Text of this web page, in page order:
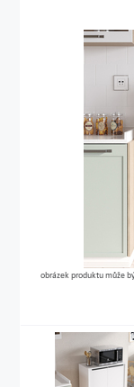
obrázek produktu může